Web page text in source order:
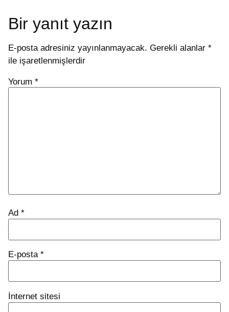
Bir yanıt yazın
E-posta adresiniz yayınlanmayacak. Gerekli alanlar *
ile işaretlenmişlerdir
Yorum *
Ad *
E-posta *
İnternet sitesi